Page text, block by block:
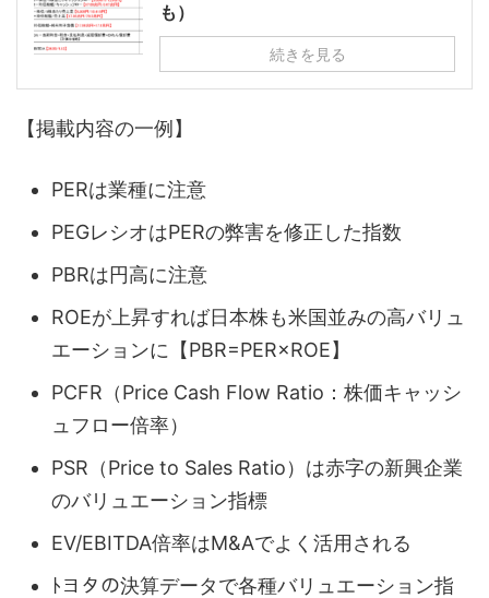
も）
続きを見る
【掲載内容の一例】
PERは業種に注意
PEGレシオはPERの弊害を修正した指数
PBRは円高に注意
ROEが上昇すれば日本株も米国並みの高バリュ
エーションに【PBR=PER×ROE】
PCFR（Price Cash Flow Ratio：株価キャッシ
ュフロー倍率）
PSR（Price to Sales Ratio）は赤字の新興企業
のバリュエーション指標
EV/EBITDA倍率はM&Aでよく活用される
ﾄヨタの決算データで各種バリュエーション指